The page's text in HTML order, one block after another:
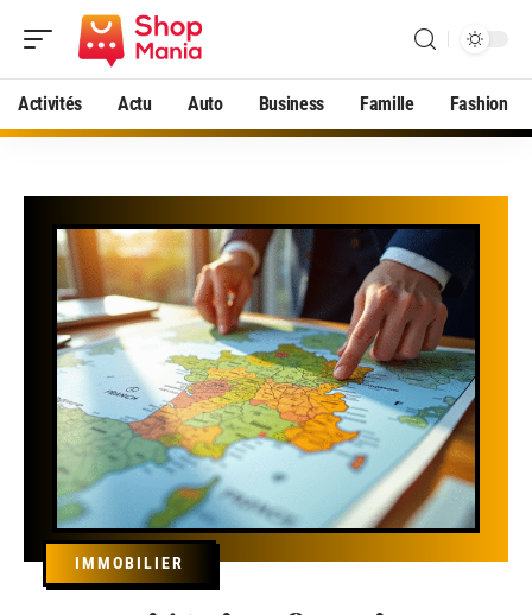
Activités Actu Auto Business Famille Fashion
IMMOBILIER